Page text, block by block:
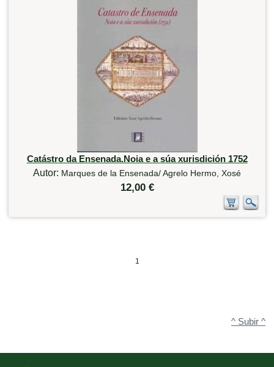
Catástro da Ensenada.Noia e a súa xurisdición 1752
Autor: Marques de la Ensenada/ Agrelo Hermo, Xosé
12,00 €
1
^ Subir ^